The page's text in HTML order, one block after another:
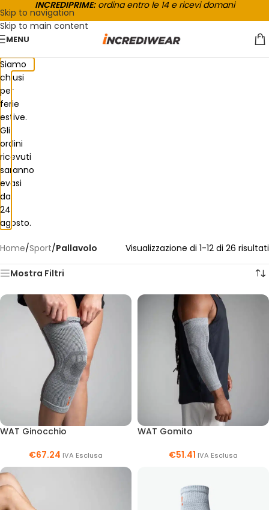
Skip to navigation
Skip to main content
INCREDIPRIME:ordina entro le 14 e ricevi domani
MENU
Siamo
chiusi
per
ferie
estive.
Gli
ordini
ricevuti
saranno
evasi
dal
24
agosto.
Home/Sport/Pallavolo Visualizzazione di 1-12 di 26 risultati
Mostra Filtri
WAT Ginocchio
€67.24 IVA Esclusa
WAT Gomito
€51.41 IVA Esclusa